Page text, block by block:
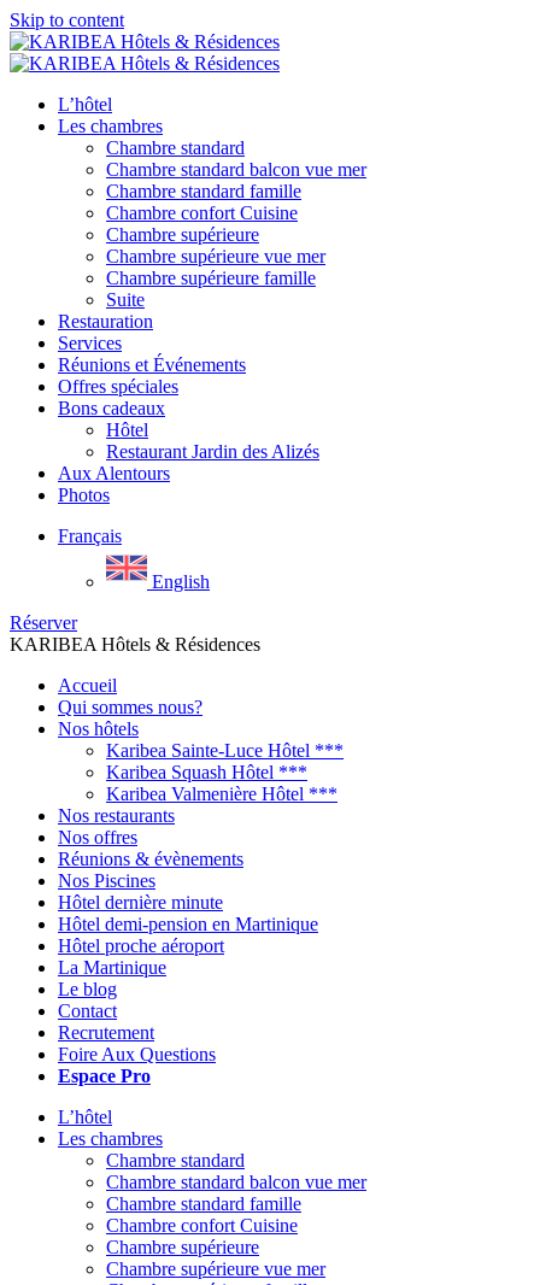
Skip to content
L’hôtel
Les chambres
Chambre standard
Chambre standard balcon vue mer
Chambre standard famille
Chambre confort Cuisine
Chambre supérieure
Chambre supérieure vue mer
Chambre supérieure famille
Suite
Restauration
Services
Réunions et Événements
Offres spéciales
Bons cadeaux
Hôtel
Restaurant Jardin des Alizés
Aux Alentours
Photos
Français
English
Réserver
KARIBEA Hôtels & Résidences
Accueil
Qui sommes nous?
Nos hôtels
Karibea Sainte-Luce Hôtel ***
Karibea Squash Hôtel ***
Karibea Valmenière Hôtel ***
Nos restaurants
Nos offres
Réunions & évènements
Nos Piscines
Hôtel dernière minute
Hôtel demi-pension en Martinique
Hôtel proche aéroport
La Martinique
Le blog
Contact
Recrutement
Foire Aux Questions
Espace Pro
L’hôtel
Les chambres
Chambre standard
Chambre standard balcon vue mer
Chambre standard famille
Chambre confort Cuisine
Chambre supérieure
Chambre supérieure vue mer